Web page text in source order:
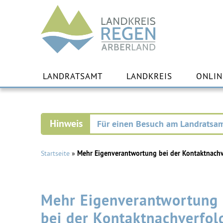
Landkreis
Regen
LANDRATSAMT LANDKREIS
Für einen Besuch am
Startseite » Mehr Eigenverantwortung bei der
Mehr Eigenverantwortung
bei der